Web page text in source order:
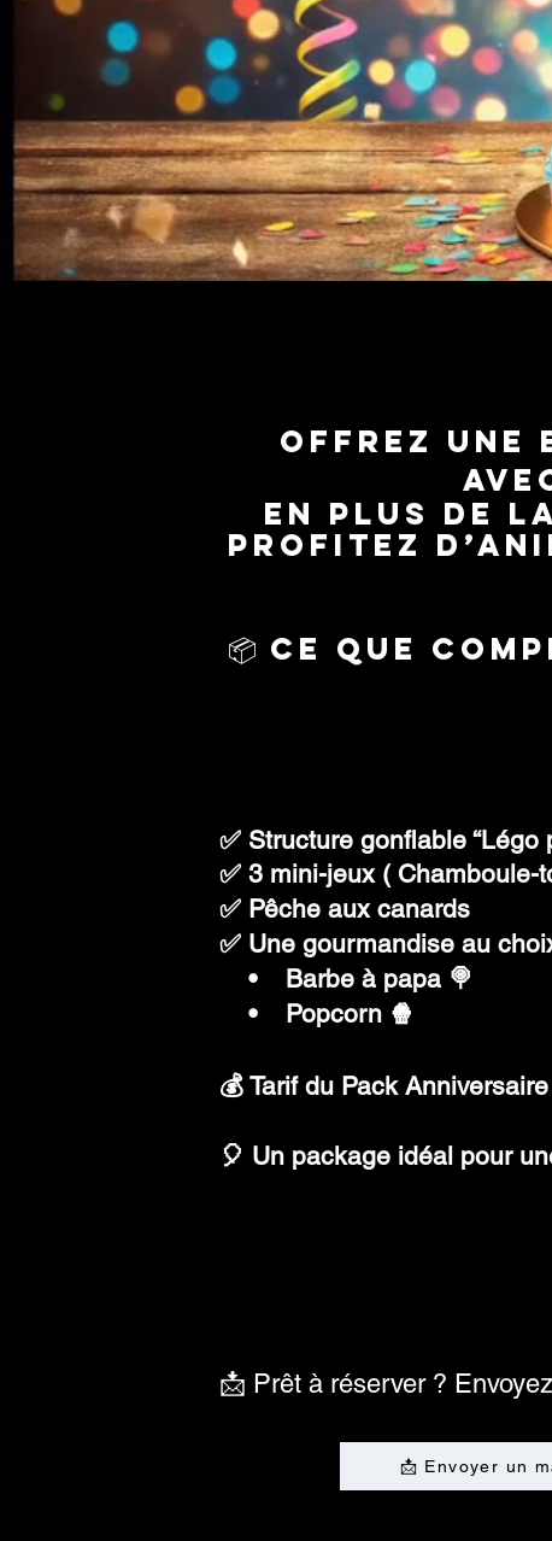
Offrez une
En plus de
profitez
📦 Ce que
✅ Structure gonflable “Légo
✅ 3 mini-jeux (
✅ Pêche aux canards
✅ Une gourmandise au
• Barbe à papa 🍭
• Popcorn 🍿
💰 Tarif du Pack
🎈 Un package idéal pour
📩 Prêt à réserver ?
📩 Envoyer un